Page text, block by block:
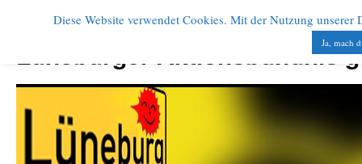
Lüneburger Aktionsbündnis
Diese Website verwendet Cookies. Mit der Nutzung
Ja, mach